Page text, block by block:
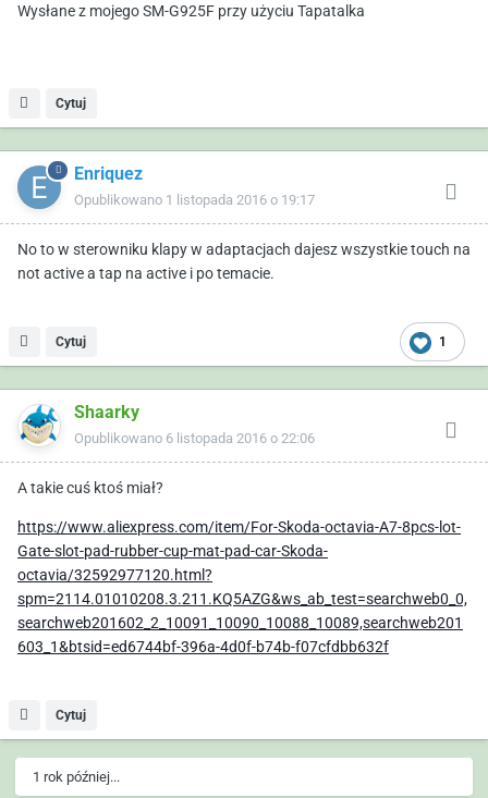
Wysłane z mojego SM-G925F przy użyciu Tapatalka
Cytuj
Enriquez
Opublikowano 1 listopada 2016 o 19:17
No to w sterowniku klapy w adaptacjach dajesz wszystkie touch na
not active a tap na active i po temacie.
1
Cytuj
Shaarky
Opublikowano 6 listopada 2016 o 22:06
A takie cuś ktoś miał?
https://www.aliexpress.com/item/For-Skoda-octavia-A7-8pcs-lot-
Gate-slot-pad-rubber-cup-mat-pad-car-Skoda-
octavia/32592977120.html?
spm=2114.01010208.3.211.KQ5AZG&ws_ab_test=searchweb0_0,
searchweb201602_2_10091_10090_10088_10089,searchweb201
603_1&btsid=ed6744bf-396a-4d0f-b74b-f07cfdbb632f
Cytuj
1 rok później...